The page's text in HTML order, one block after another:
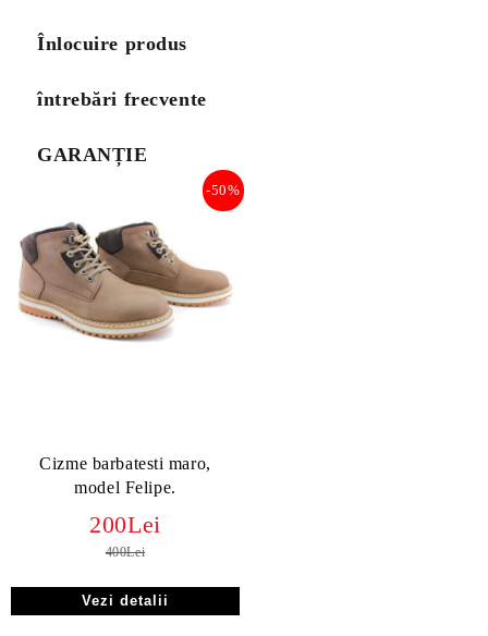
Înlocuire produs
întrebări frecvente
GARANȚIE
Cizme barbatesti maro,
model Felipe.
-50%
200Lei
400Lei
Vezi detalii